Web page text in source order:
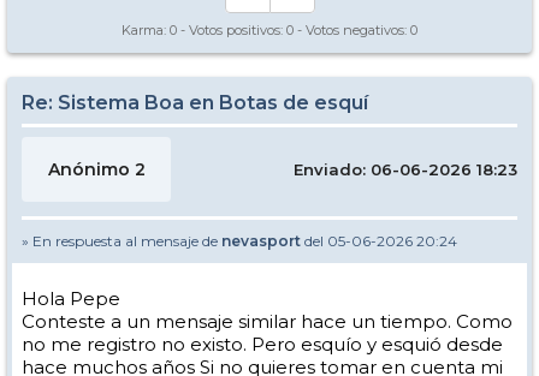
Karma: 0 - Votos positivos: 0 - Votos negativos: 0
Re: Sistema Boa en Botas de esquí
Anónimo 2 Enviado: 06-06-2026 18:23
» En respuesta al mensaje de nevasport del 05-06-2026 20:24
Hola Pepe
Conteste a un mensaje similar hace un tiempo. Como
no me registro no existo. Pero esquío y esquió desde
hace muchos años Si no quieres tomar en cuenta mi